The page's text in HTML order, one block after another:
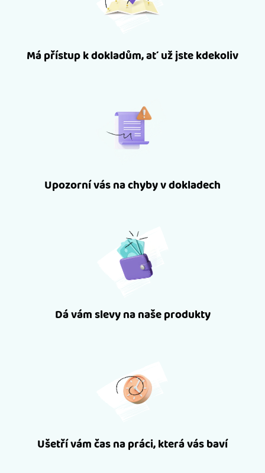
Má přístup k dokladům, ať už jste kdekoliv
Upozorní vás na chyby v dokladech
Dá vám slevy na naše produkty
Ušetří vám čas na práci, která vás baví